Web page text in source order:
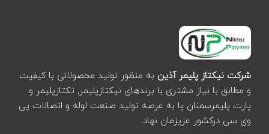
شرکت نیکتاز پلیمر آذین به منظور تولید محصولاتی با کیفیت
و مطابق با نیاز مشتری با برندهای نیکتازپلیمر, تکتازپلیمر و
پارت پلیمرسمنان پا به عرصه تولید صنعت لوله و اتصالات پی
وی سی درکشور عزیزمان نهاد.